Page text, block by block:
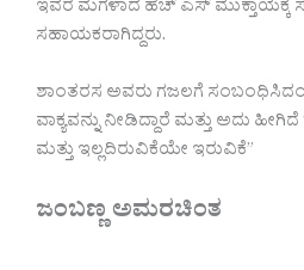
ಇವರ ಮಗಳಾದ ಹೆಚ್ ಎಸ್ ಮುಕ್ತಾಯಕ್ಕ
ಸಹಾಯಕರಾಗಿದ್ದರು.
ಶಾಂತರಸ ಅವರು ಗಜಲಗೆ
ವಾಕ್ಯವನ್ನು ನೀಡಿದ್ದಾರೆ ಮತ್ತು ಅದು
ಮತ್ತು ಇಲ್ಲದಿರುವಿಕೆಯೇ ಇರುವಿಕೆ”
ಜಂಬಣ್ಣ ಅಮರಚಿಂತ